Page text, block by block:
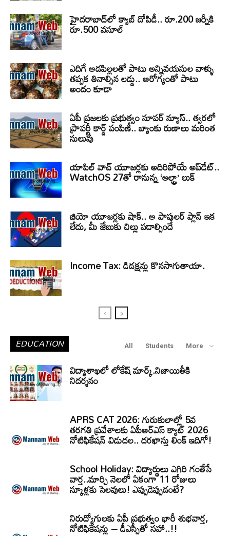
హైదరాబాద్‌లో క్యాబ్‌ దోపిడీ.. రూ.200 జర్నీకి
రూ.500 వసూల్
ఎదిగే ఆడపిల్లలతో పాటు అన్నివయసుల వాళ్ళు
తప్పక తినాల్సిన లడ్డు.. ఆరోగ్యంతో పాటు
అందం కూడా
ఏపీ ప్రజలకు ప్రభుత్వం సూపర్ న్యూస్.. త్వరలో
ప్రాపర్టీ కార్డ్ పంపిణీ.. బ్యాంకు రుణాలు మరింత
సులువు
యాపిల్ వాచ్ యూజర్లకు అదిరిపోయే అప్‌డేట్..
WatchOS 27తో రానున్న ‘అల్ట్రా’ లుక్
జియో యూజర్లకు షాక్.. ఆ పాపులర్ ప్లాన్ ఇక
లేదు, మీ జేబుకు చిల్లు పడాల్సిందే
Income Tax: డిడక్షన్లు కొనసాగుతాయా.
EDUCATION All Students More
విద్యాశాఖలో లోకేష్ మార్క్.నిజాయితీకి
నిదర్శనం
APRS CAT 2026: గురుకులాల్లో 5వ
తరగతి ప్రవేశాలకు ఏపీఆర్‌ఎస్‌ క్యాట్‌ 2026
నోటిఫికేషన్‌ విడుదల.. దరఖాస్తు లింక్‌ ఇదిగో!
School Holiday: విద్యార్థులు ఎగిరి గంతేసే
వార్త..మార్చి నెలలో ఏకంగా 11 రోజులు
స్కూళ్లకు సెలవులు! ఎప్పుడెప్పుడంటే?
నిరుద్యోగులకు ఏపీ ప్రభుత్వం భారీ శుభవార్త,
నోటిఫికేషన్లు – డీఎస్సీతో సహా..!!